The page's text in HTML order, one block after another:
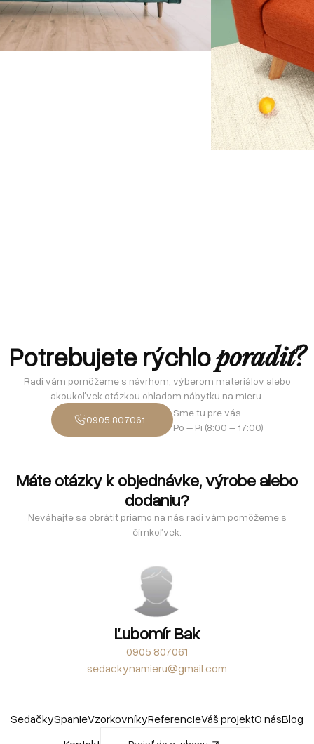
Potrebujete rýchloporadiť?
Radi vám pomôžeme s návrhom, výberom materiálov alebo
akoukoľvek otázkou ohľadom nábytku na mieru.
0905 807061
Sme tu pre vás
Po – Pi (8:00 – 17:00)
Máte otázky k objednávke, výrobe alebo
dodaniu?
Neváhajte sa obrátiť priamo na nás radi vám pomôžeme s
čímkoľvek.
Ľubomír Bak
0905 807061
sedackynamieru@gmail.com
SedačkySpanieVzorkovníkyReferencieVáš projektO násBlog